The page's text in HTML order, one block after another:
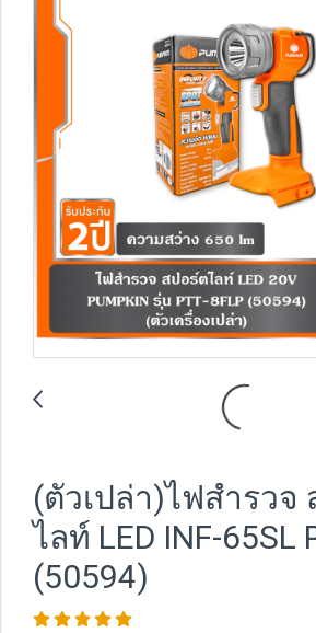
(ตัวเปล่า)ไฟสำรวจ
ไลท์ LED INF-65SL
(50594)